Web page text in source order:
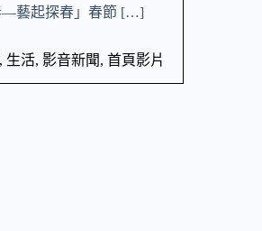
—藝起探春」春節 […]
, 生活, 影音新聞, 首頁影片